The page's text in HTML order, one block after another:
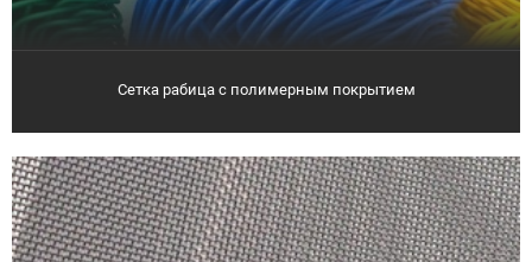
Сетка рабица с полимерным покрытием